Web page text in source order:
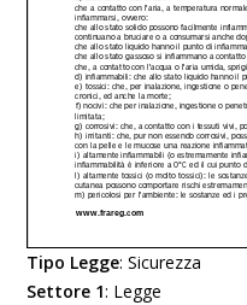
Tipo Legge:Sicurezza
Settore 1: Legge